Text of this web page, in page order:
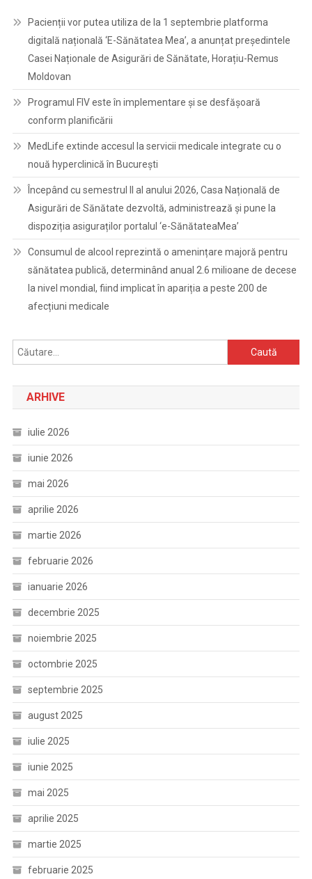
Pacienții vor putea utiliza de la 1 septembrie platforma
digitală națională ‘E-Sănătatea Mea’, a anunțat președintele
Casei Naționale de Asigurări de Sănătate, Horațiu-Remus
Moldovan
Programul FIV este în implementare și se desfășoară
conform planificării
MedLife extinde accesul la servicii medicale integrate cu o
nouă hyperclinică în București
Începând cu semestrul II al anului 2026, Casa Națională de
Asigurări de Sănătate dezvoltă, administrează și pune la
dispoziția asiguraților portalul ‘e-SănătateaMea’
Consumul de alcool reprezintă o amenințare majoră pentru
sănătatea publică, determinând anual 2.6 milioane de decese
la nivel mondial, fiind implicat în apariția a peste 200 de
afecțiuni medicale
Caută
după:
ARHIVE
iulie 2026
iunie 2026
mai 2026
aprilie 2026
martie 2026
februarie 2026
ianuarie 2026
decembrie 2025
noiembrie 2025
octombrie 2025
septembrie 2025
august 2025
iulie 2025
iunie 2025
mai 2025
aprilie 2025
martie 2025
februarie 2025